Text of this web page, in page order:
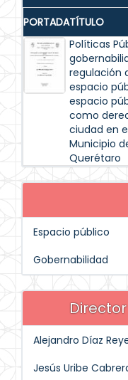
PORTADATÍTULO
Políticas
regulación
espacio
espacio
como
ciudad en
Municipio
Querétaro
Espacio público
Gobernabilidad
Alejandro Díaz
Jesús Uribe